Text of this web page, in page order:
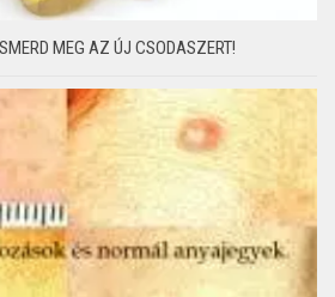
MEG AZ ÚJ CSODASZERT!